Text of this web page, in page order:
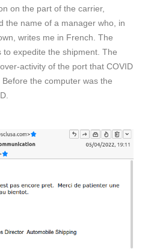
on the part of the carrier,
the name of a manager who, in
writes me in French. The
expedite the shipment. The
activity of the port that COVID
the computer was the